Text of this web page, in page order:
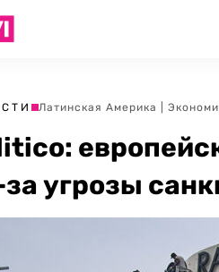
Латинская Америка
угрозы